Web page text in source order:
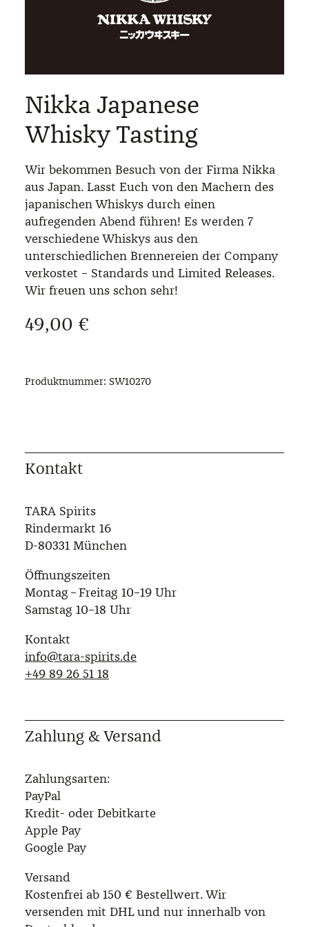
Nikka Japanese
Whisky Tasting
Wir bekommen Besuch von der Firma Nikka
aus Japan. Lasst Euch von den Machern des
japanischen Whiskys durch einen
aufregenden Abend führen! Es werden 7
verschiedene Whiskys aus den
unterschiedlichen Brennereien der Company
verkostet – Standards und Limited Releases.
Wir freuen uns schon sehr!
Regulärer Preis:
49,00 €
Produktnummer: SW10270
Kontakt
TARA Spirits
Rindermarkt 16
D-80331 München
Öffnungszeiten
Montag – Freitag 10–19 Uhr
Samstag 10–18 Uhr
Kontakt
info@tara-spirits.de
‭+49 89 26 51 18‬
Zahlung & Versand
Zahlungsarten:
PayPal
Kredit- oder Debitkarte
Apple Pay
Google Pay
Versand
Kostenfrei ab 150 € Bestellwert. Wir
versenden mit DHL und nur innerhalb von